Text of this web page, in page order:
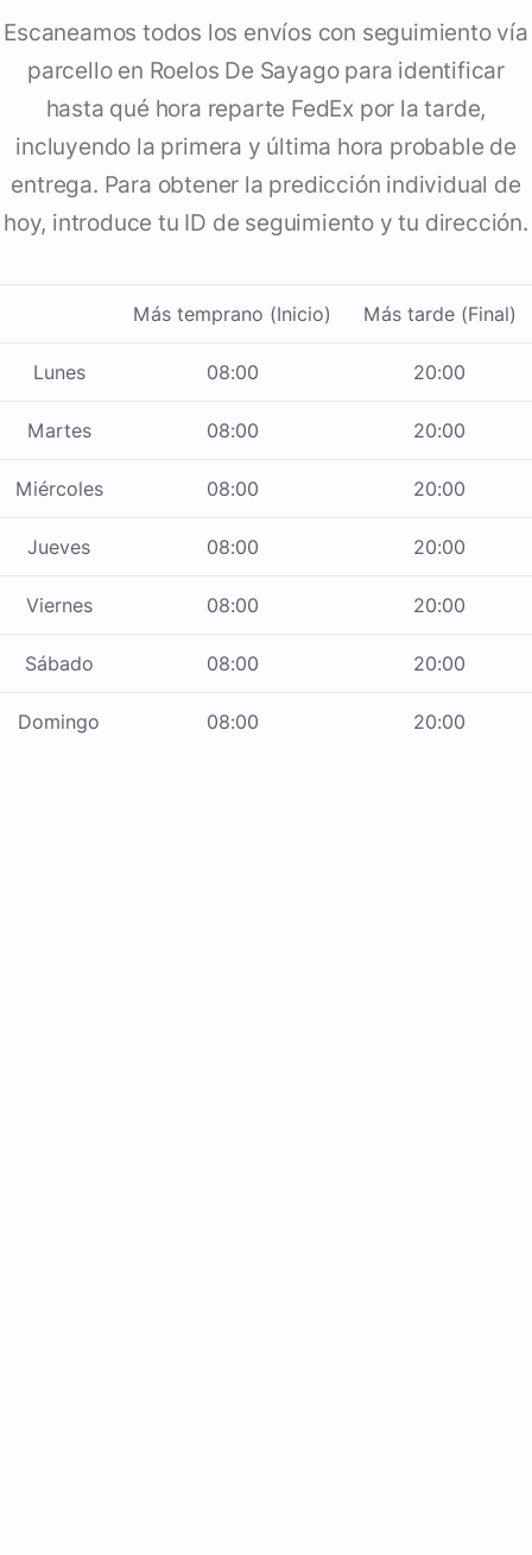
Escaneamos todos los envíos con seguimiento vía
parcello en Roelos De Sayago para identificar
hasta qué hora reparte FedEx por la tarde,
incluyendo la primera y última hora probable de
entrega. Para obtener la predicción individual de
hoy, introduce tu ID de seguimiento y tu dirección.
Más temprano (Inicio) Más tarde (Final)
Lunes 08:00 20:00
Martes 08:00 20:00
Miércoles 08:00 20:00
Jueves 08:00 20:00
Viernes 08:00 20:00
Sábado 08:00 20:00
Domingo 08:00 20:00